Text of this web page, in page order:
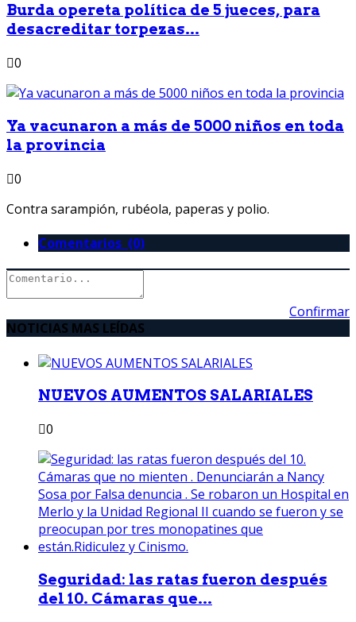
Burda opereta política de 5 jueces, para
desacreditar torpezas...
0
Ya vacunaron a más de 5000 niños en toda
la provincia
0
Contra sarampión, rubéola, paperas y polio.
Comentarios (0)
Confirmar
NOTICIAS MAS LEÍDAS
NUEVOS AUMENTOS SALARIALES
0
Seguridad: las ratas fueron después
del 10. Cámaras que...